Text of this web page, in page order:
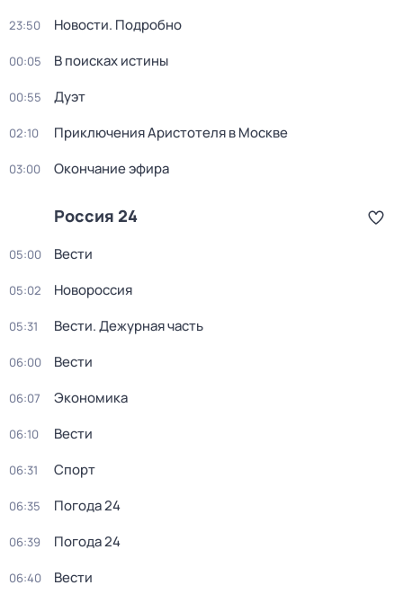
23:50 Новости. Подробно
00:05 В поисках истины
00:55 Дуэт
02:10 Приключения Аристотеля в Москве
03:00 Окончание эфира
Россия 24
05:00 Вести
05:02 Новороссия
05:31 Вести. Дежурная часть
06:00 Вести
06:07 Экономика
06:10 Вести
06:31 Спорт
06:35 Погода 24
06:39 Погода 24
06:40 Вести